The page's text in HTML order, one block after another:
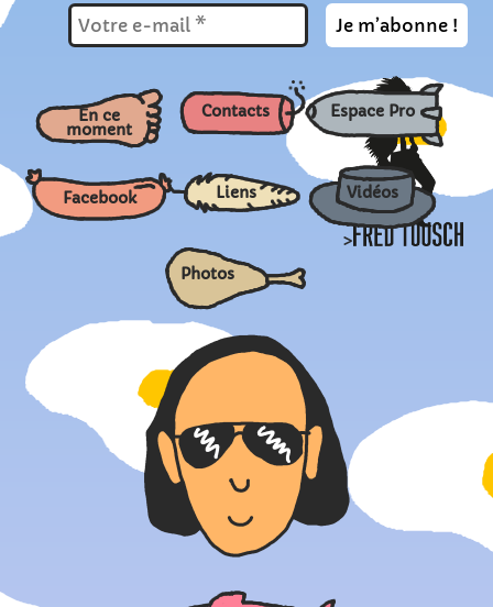
>
En ce
moment
Contacts Espace Pro
Facebook Liens Vidéos
Photos